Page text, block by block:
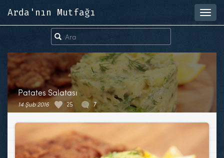
Arda'nın Mutfağı
Patates Salatası
14 Şub 2016 25 7